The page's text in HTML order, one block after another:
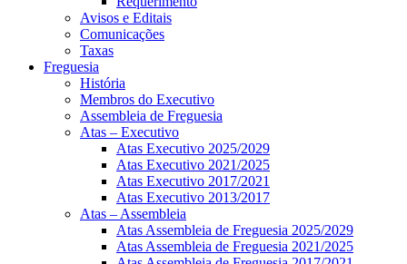
Avisos e Editais
Comunicações
Taxas
Freguesia
História
Membros do Executivo
Assembleia de Freguesia
Atas – Executivo
Atas Executivo 2025/2029
Atas Executivo 2021/2025
Atas Executivo 2017/2021
Atas Executivo 2013/2017
Atas – Assembleia
Atas Assembleia de Freguesia 2025/2029
Atas Assembleia de Freguesia 2021/2025